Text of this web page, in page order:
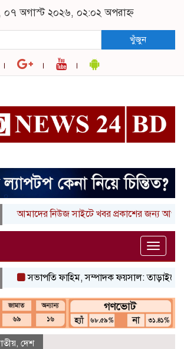
০৭ অগাস্ট ২০২৬, ০২:০২ অপরাহ্ন
খুঁজুন
নিউজ সাইটে খবর প্রকাশের জন্য আপনার
Toggle
সভাপতি ফাহিম, সম্পাদক ফয়সাল: তাড়াইলে ছাত্র
, দেশ